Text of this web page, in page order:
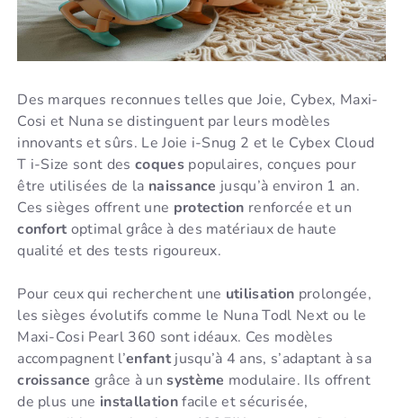
Des marques reconnues telles que Joie, Cybex, Maxi-
Cosi et Nuna se distinguent par leurs modèles
innovants et sûrs. Le Joie i-Snug 2 et le Cybex Cloud
T i-Size sont des coquespopulaires, conçues pour
être utilisées de la naissance jusqu’à environ 1 an.
Ces sièges offrent une protection renforcée et un
confort optimal grâce à des matériaux de haute
qualité et des tests rigoureux.
Pour ceux qui recherchent une utilisation prolongée,
les sièges évolutifs comme le Nuna Todl Next ou le
Maxi-Cosi Pearl 360 sont idéaux. Ces modèles
accompagnent l’enfantjusqu’à 4 ans, s’adaptant à sa
croissance grâce à unsystème modulaire. Ils offrent
de plus une installationfacile et sécurisée,